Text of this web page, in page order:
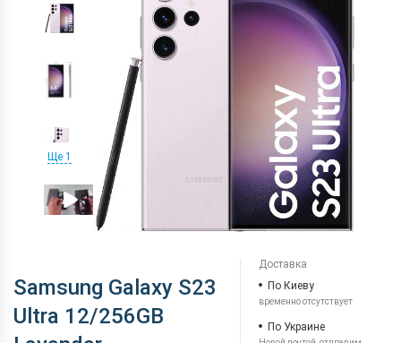
Ще 1
Samsung Galaxy S23
Ultra 12/256GB
Доставка
По Киеву
временно отсутствует
По Украине